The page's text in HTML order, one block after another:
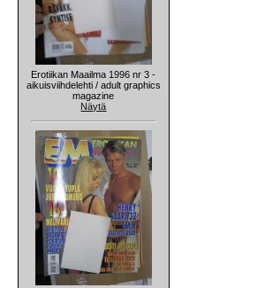
Erotiikan Maailma 1996 nr 3 -
aikuisviihdelehti / adult graphics
magazine
Näytä